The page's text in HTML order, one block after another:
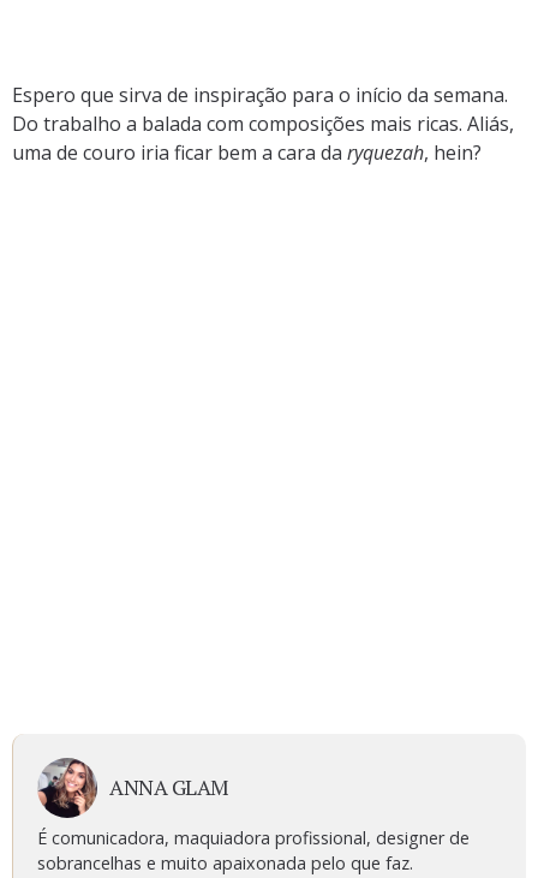
Espero que sirva de inspiração para o início da semana.
Do trabalho a balada com composições mais ricas. Aliás,
uma de couro iria ficar bem a cara da ryquezah, hein?
ANNA GLAM
É comunicadora, maquiadora profissional, designer de
sobrancelhas e muito apaixonada pelo que faz.